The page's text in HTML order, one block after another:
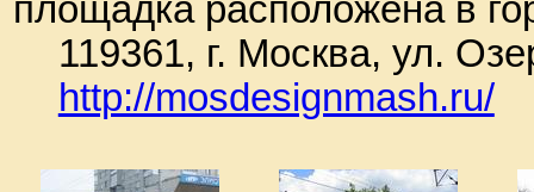
площадка расположена в
119361, г. Москва, ул.
http://mosdesignmash.ru/